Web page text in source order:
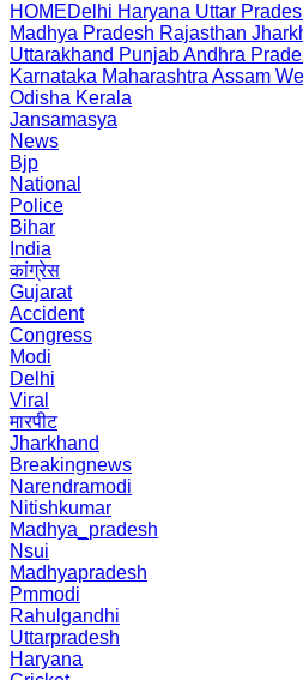
HOMEDelhi Haryana Uttar
Madhya Pradesh Rajasthan
Uttarakhand PunjabAndhra
Karnataka Maharashtra Assam
Odisha Kerala
Jansamasya
News
Bjp
National
Police
Bihar
India
कांग्रेस
Gujarat
Accident
Congress
Modi
Delhi
Viral
मारपीट
Jharkhand
Breakingnews
Narendramodi
Nitishkumar
Madhya_pradesh
Nsui
Madhyapradesh
Pmmodi
Rahulgandhi
Uttarpradesh
Haryana